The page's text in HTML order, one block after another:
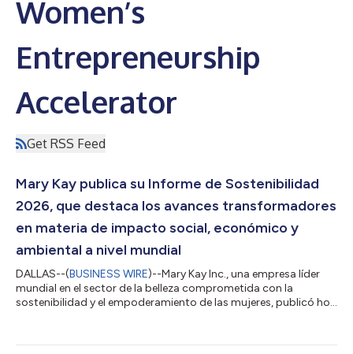
Women’s
Entrepreneurship
Accelerator
Get RSS Feed
Mary Kay publica su Informe de Sostenibilidad
2026, que destaca los avances transformadores
en materia de impacto social, económico y
ambiental a nivel mundial
DALLAS--(BUSINESS WIRE)--Mary Kay Inc., una empresa líder
mundial en el sector de la belleza comprometida con la
sostenibilidad y el empoderamiento de las mujeres, publicó hoy
2030 y celebrando los logros de 2025 y los más recientes que